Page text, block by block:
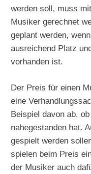
werden soll, muss
Musiker gerechnet
geplant werden,
ausreichend Platz
vorhanden ist.
Der Preis für einen
eine
Beispiel davon ab,
nahegestanden hat.
gespielt werden
spielen beim Preis
der Musiker auch